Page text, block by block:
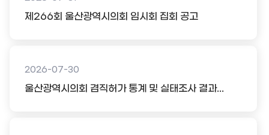
제266회 울산광역시의회 임시회 집회 공고
2026-07-30
울산광역시의회 겸직허가 통계 및 실태조사 결과...